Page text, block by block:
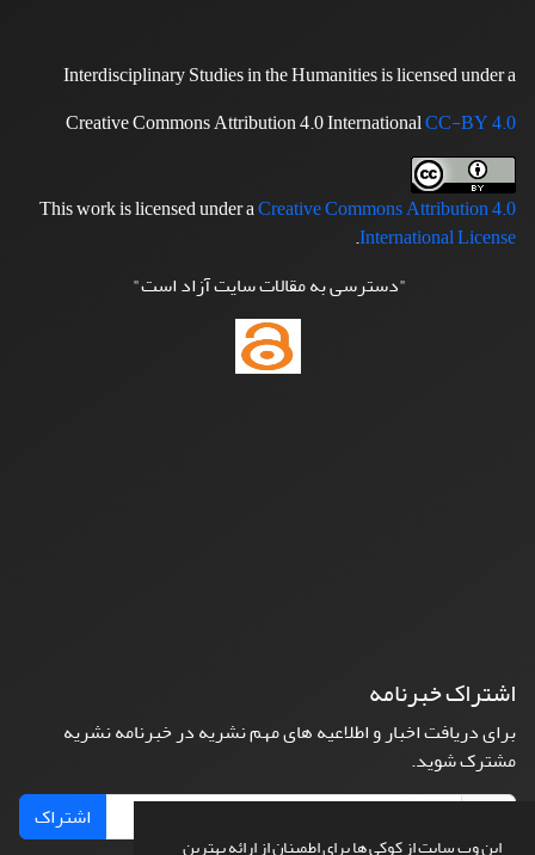
این وب سایت از کوکی ها برای اطمینان از ارائه بهترین
Interdisciplinary Studies in the Humanities is licensed under a
Creative Commons Attribution 4.0 InternationalCC-BY 4.0
This work is licensed under aCreative Commons Attribution 4.0
International License
.
"دسترسی به مقالات سایت آزاد است"
اشتراک خبرنامه
برای دریافت اخبار و اطلاعیه های مهم نشریه در خبرنامه نشریه
مشترک شوید.
اشتراک